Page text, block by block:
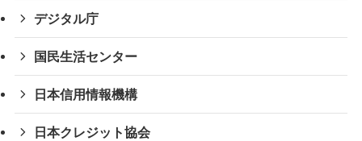
デジタル庁
国民生活センター
日本信用情報機構
日本クレジット協会